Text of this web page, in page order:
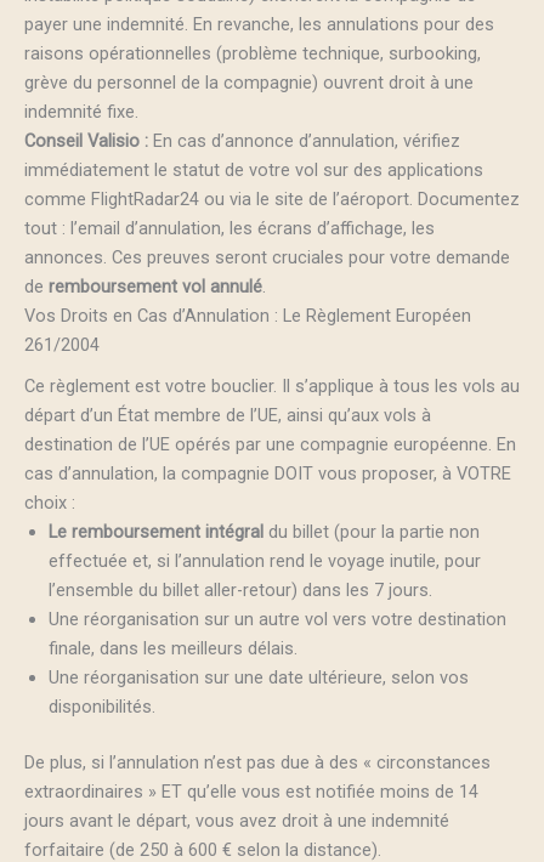
payer une indemnité. En revanche, les annulations pour des
raisons opérationnelles (problème technique, surbooking,
grève du personnel de la compagnie) ouvrent droit à une
indemnité fixe.
Conseil Valisio : En cas d’annonce d’annulation, vérifiez
immédiatement le statut de votre vol sur des applications
comme FlightRadar24 ou via le site de l’aéroport. Documentez
tout : l’email d’annulation, les écrans d’affichage, les
annonces. Ces preuves seront cruciales pour votre demande
de remboursement vol annulé.
Vos Droits en Cas d’Annulation : Le Règlement Européen
261/2004
Ce règlement est votre bouclier. Il s’applique à tous les vols au
départ d’un État membre de l’UE, ainsi qu’aux vols à
destination de l’UE opérés par une compagnie européenne. En
cas d’annulation, la compagnie DOIT vous proposer, à VOTRE
choix :
Le remboursement intégral du billet (pour la partie non
effectuée et, si l’annulation rend le voyage inutile, pour
l’ensemble du billet aller-retour) dans les 7 jours.
Une réorganisation sur un autre vol vers votre destination
finale, dans les meilleurs délais.
Une réorganisation sur une date ultérieure, selon vos
disponibilités.
De plus, si l’annulation n’est pas due à des « circonstances
extraordinaires » ET qu’elle vous est notifiée moins de 14
jours avant le départ, vous avez droit à une indemnité
forfaitaire (de 250 à 600 € selon la distance).